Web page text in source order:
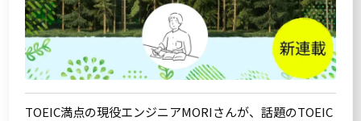
TOEIC満点の現役エンジニアMORIさんが、話題のTOEIC